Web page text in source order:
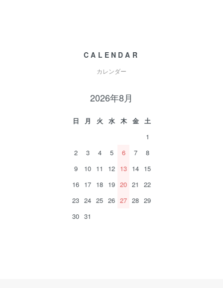
CALENDAR
カレンダー
2026年8月
日 月 火 水 木 金
土
1
2
3 4 5 6 7
8
9
10 11 12 13 14 15
16 17 18 19 20 21
22
23 24 25 26 27 28 29
30 31